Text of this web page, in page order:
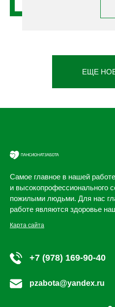
ЕЩЕ
Самое главное в нашей
и высокопрофессионального
пожилыми людьми. Для нас
работе являются здоровье
Карта сайта
+7 (978) 169-90-40
pzabota@yandex.ru